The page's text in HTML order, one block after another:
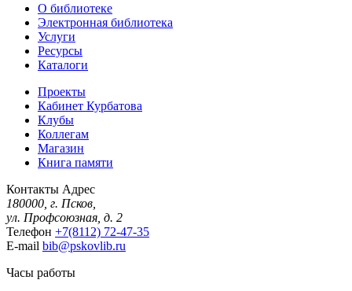
О библиотеке
Электронная библиотека
Услуги
Ресурсы
Каталоги
Проекты
Кабинет Курбатова
Клубы
Коллегам
Магазин
Книга памяти
Контакты Адрес
180000, г. Псков,
ул. Профсоюзная, д. 2
Телефон +7(8112) 72-47-35
E-mail bib@pskovlib.ru
Часы работы